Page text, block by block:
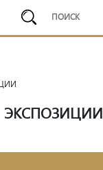
ЭКСПОЗИЦИИ